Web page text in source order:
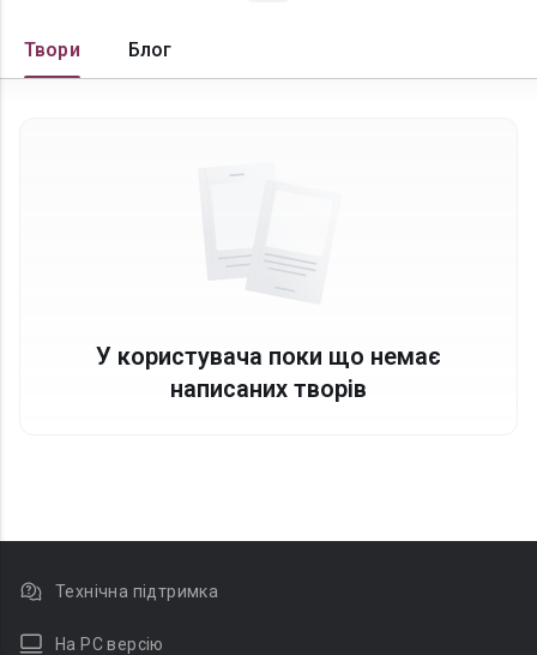
Твори Блог
У користувача поки що немає
написаних творів
Технічна підтримка
На PC версію